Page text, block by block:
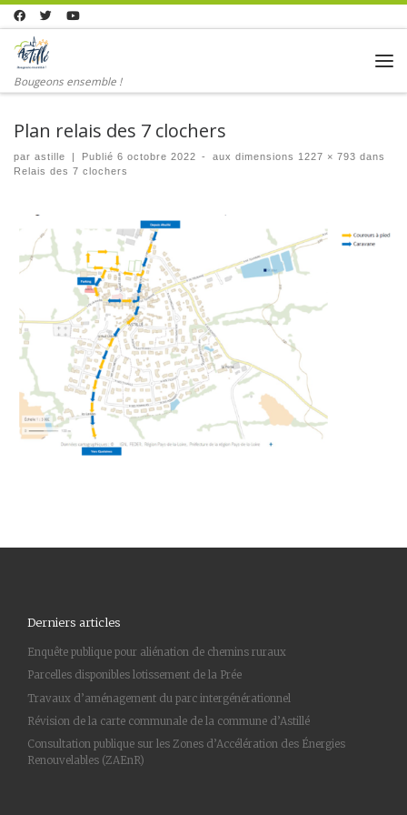
Skip to content
Bougeons ensemble !
Plan relais des 7 clochers
par astille | Publié 6 octobre 2022 - aux dimensions 1227 × 793 dans
Relais des 7 clochers
Navigation dans les images
Derniers articles
Enquête publique pour aliénation de chemins ruraux
Parcelles disponibles lotissement de la Prée
Travaux d’aménagement du parc intergénérationnel
Révision de la carte communale de la commune d’Astillé
Consultation publique sur les Zones d’Accélération des Énergies
Renouvelables (ZAEnR)